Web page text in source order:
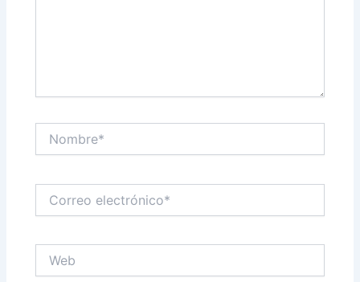
electrónico*